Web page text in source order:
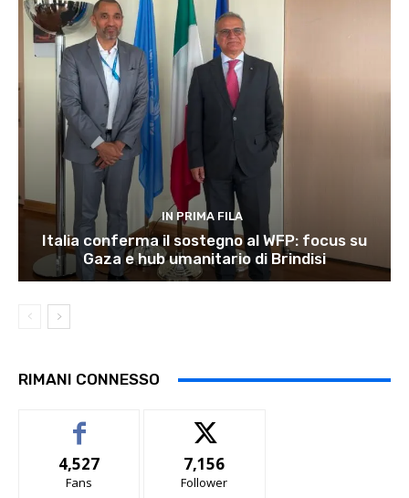
IN PRIMA FILA
Italia conferma il sostegno al WFP: focus su
Gaza e hub umanitario di Brindisi
RIMANI CONNESSO
4,527
Fans
7,156
Follower